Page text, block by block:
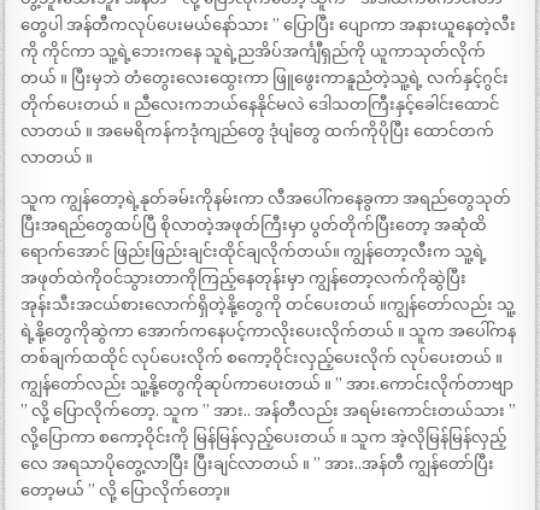
တွေပါ အန်တီကလုပ်ပေးမယ်နော်သား ” ပြောပြီး ပျောကာ အနားယူနေတဲ့လီး
ကို ကိုင်ကာ သူ့ရဲ့ဘေးကနေ သူရဲ့ညအိပ်အင်္ကျီရှည်ကို ယူကာသုတ်လိုက်
တယ် ။ ပြီးမှဘဲ တံတွေးလေးထွေးကာ ဖြူဖွေးကာနူညံတဲ့သူ့ရဲ့ လက်နှင့်ဂွင်း
တိုက်ပေးတယ် ။ ညီလေးကဘယ်နေနိုင်မလဲ ဒေါသတကြီးနှင့်ခေါင်းထောင်
လာတယ် ။ အမေရိကန်ကဒုံကျည်တွေ ဒုံပျံတွေ ထက်ကိုပိုပြီး ထောင်တက်
လာတယ် ။
သူက ကျွန်တော့ရဲ့နုတ်ခမ်းကိုနမ်းကာ လီအပေါ်ကနေခွကာ အရည်တွေသုတ်
ပြီးအရည်တွေထပ်ပြီ စိုလာတဲ့အဖုတ်ကြီးမှာ ပွတ်တိုက်ပြီးတော့ အဆုံထိ
ရောက်အောင် ဖြည်းဖြည်းချင်းထိုင်ချလိုက်တယ်။ ကျွန်တော့လီးက သူ့ရဲ့
အဖုတ်ထဲကိုဝင်သွားတာကိုကြည့်နေတုန်းမှာ ကျွန်တော့လက်ကိုဆွဲပြီး
အုန်းသီးအငယ်စားလောက်ရှိတဲ့နို့တွေကို တင်ပေးတယ် ။ကျွန်တော်လည်း သူ့
ရဲ့နို့တွေကိုဆွဲကာ အောက်ကနေပင့်ကာလိုးပေးလိုက်တယ် ။ သူက အပေါ်ကန
တစ်ချက်ထထိုင် လုပ်ပေးလိုက် စကော့ဝိုင်းလှည့်ပေးလိုက် လုပ်ပေးတယ် ။
ကျွန်တော်လည်း သူ့နို့တွေကိုဆုပ်ကာပေးတယ် ။ ” အား.ကောင်းလိုက်တာဗျာ
” လို့ ပြောလိုက်တော့. သူက ” အား.. အန်တီလည်း အရမ်းကောင်းတယ်သား ”
လို့ပြောကာ စကော့ဝိုင်းကို မြန်မြန်လှည့်ပေးတယ် ။ သူက အဲ့လိုမြန်မြန်လှည့်
လေ အရသာပိုတွေ့လာပြီး ပြီးချင်လာတယ် ။ ” အား..အန်တီ ကျွန်တော်ပြီး
တော့မယ် ” လို့ ပြောလိုက်တော့။